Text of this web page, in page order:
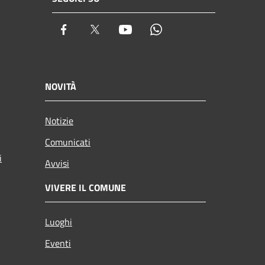
Facebook Twitter Youtube
NOVITÀ
Notizie
Comunicati
Avvisi
VIVERE IL COMUNE
Luoghi
Eventi